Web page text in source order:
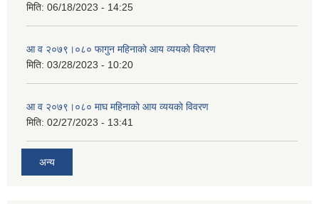
मिति: 06/18/2023 - 14:25
आ व २०७९।०८० फागुन महिनाकाे आय व्ययकाे विवरण
मिति: 03/28/2023 - 10:20
आ व २०७९।०८० माघ महिनाकाे आय व्ययकाे विवरण
मिति: 02/27/2023 - 13:41
अन्य